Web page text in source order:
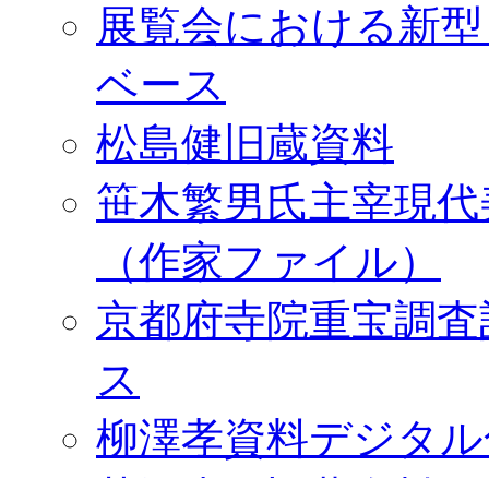
展覧会における新
ベース
松島健旧蔵資料
笹木繁男氏主宰現
（作家ファイル）
京都府寺院重宝調
ス
柳澤孝資料デジタ